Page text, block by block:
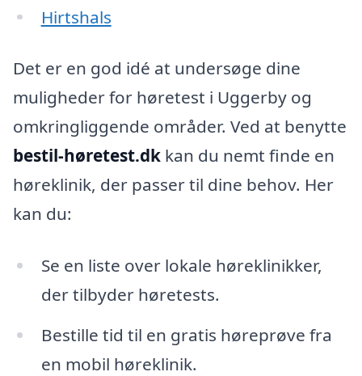
Hirtshals
Det er en god idé at undersøge dine
muligheder for høretest i Uggerby og
omkringliggende områder. Ved at benytte
bestil-høretest.dk kan du nemt finde en
høreklinik, der passer til dine behov. Her
kan du:
Se en liste over lokale høreklinikker,
der tilbyder høretests.
Bestille tid til en gratis høreprøve fra
en mobil høreklinik.